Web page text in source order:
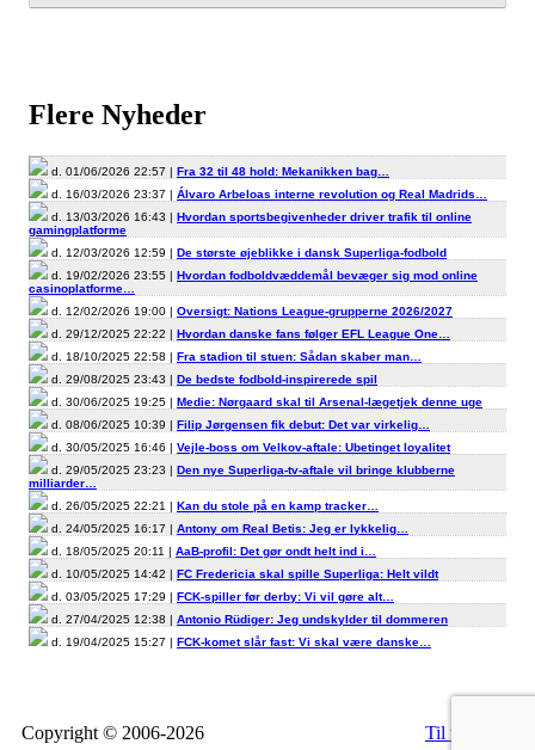
Flere Nyheder
d. 01/06/2026 22:57 | Fra 32 til 48 hold: Mekanikken bag…
d. 16/03/2026 23:37 | Álvaro Arbeloas interne revolution og Real Madrids…
d. 13/03/2026 16:43 | Hvordan sportsbegivenheder driver trafik til online
gamingplatforme
d. 12/03/2026 12:59 | De største øjeblikke i dansk Superliga-fodbold
d. 19/02/2026 23:55 | Hvordan fodboldvæddemål bevæger sig mod online
casinoplatforme…
d. 12/02/2026 19:00 | Oversigt: Nations League-grupperne 2026/2027
d. 29/12/2025 22:22 | Hvordan danske fans følger EFL League One…
d. 18/10/2025 22:58 | Fra stadion til stuen: Sådan skaber man…
d. 29/08/2025 23:43 | De bedste fodbold-inspirerede spil
d. 30/06/2025 19:25 | Medie: Nørgaard skal til Arsenal-lægetjek denne uge
d. 08/06/2025 10:39 | Filip Jørgensen fik debut: Det var virkelig…
d. 30/05/2025 16:46 | Vejle-boss om Velkov-aftale: Ubetinget loyalitet
d. 29/05/2025 23:23 | Den nye Superliga-tv-aftale vil bringe klubberne
milliarder…
d. 26/05/2025 22:21 | Kan du stole på en kamp tracker…
d. 24/05/2025 16:17 | Antony om Real Betis: Jeg er lykkelig…
d. 18/05/2025 20:11 | AaB-profil: Det gør ondt helt ind i…
d. 10/05/2025 14:42 | FC Fredericia skal spille Superliga: Helt vildt
d. 03/05/2025 17:29 | FCK-spiller før derby: Vi vil gøre alt…
d. 27/04/2025 12:38 | Antonio Rüdiger: Jeg undskylder til dommeren
d. 19/04/2025 15:27 | FCK-komet slår fast: Vi skal være danske…
Copyright © 2006-2026 Til top